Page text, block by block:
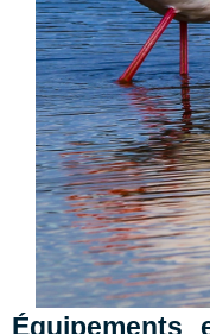
Équipements